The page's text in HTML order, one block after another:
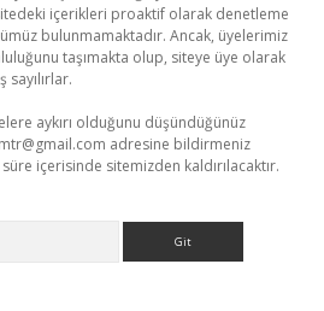
içerikleri proaktif olarak denetleme
bulunmamaktadır. Ancak, üyelerimiz
taşımakta olup, siteye üye olarak
aykırı olduğunu düşündüğünüz
adresine bildirmeniz
içerisinde sitemizden kaldırılacaktır.